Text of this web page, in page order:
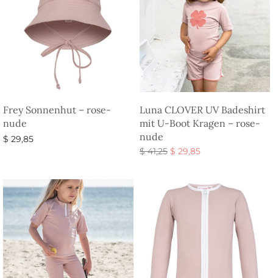
Frey Sonnenhut – rose-
nude
$ 29,85
Luna CLOVER UV Badeshirt
mit U-Boot Kragen – rose-
nude
$41,25 Ursprünglicher
$ 29,85Aktueller